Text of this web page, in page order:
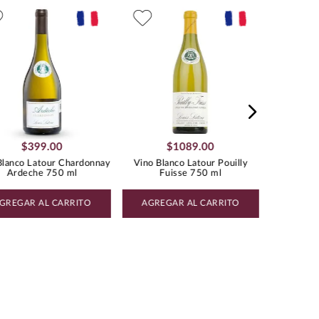
0.75
CHARDONNAY
$399.00
Latour Chardonnay
Ardeche 750 ml
AL CARRITO
$1089.00
Vino Blanco Latour Pouilly
Fuisse 750 ml
AGREGAR AL CARRITO